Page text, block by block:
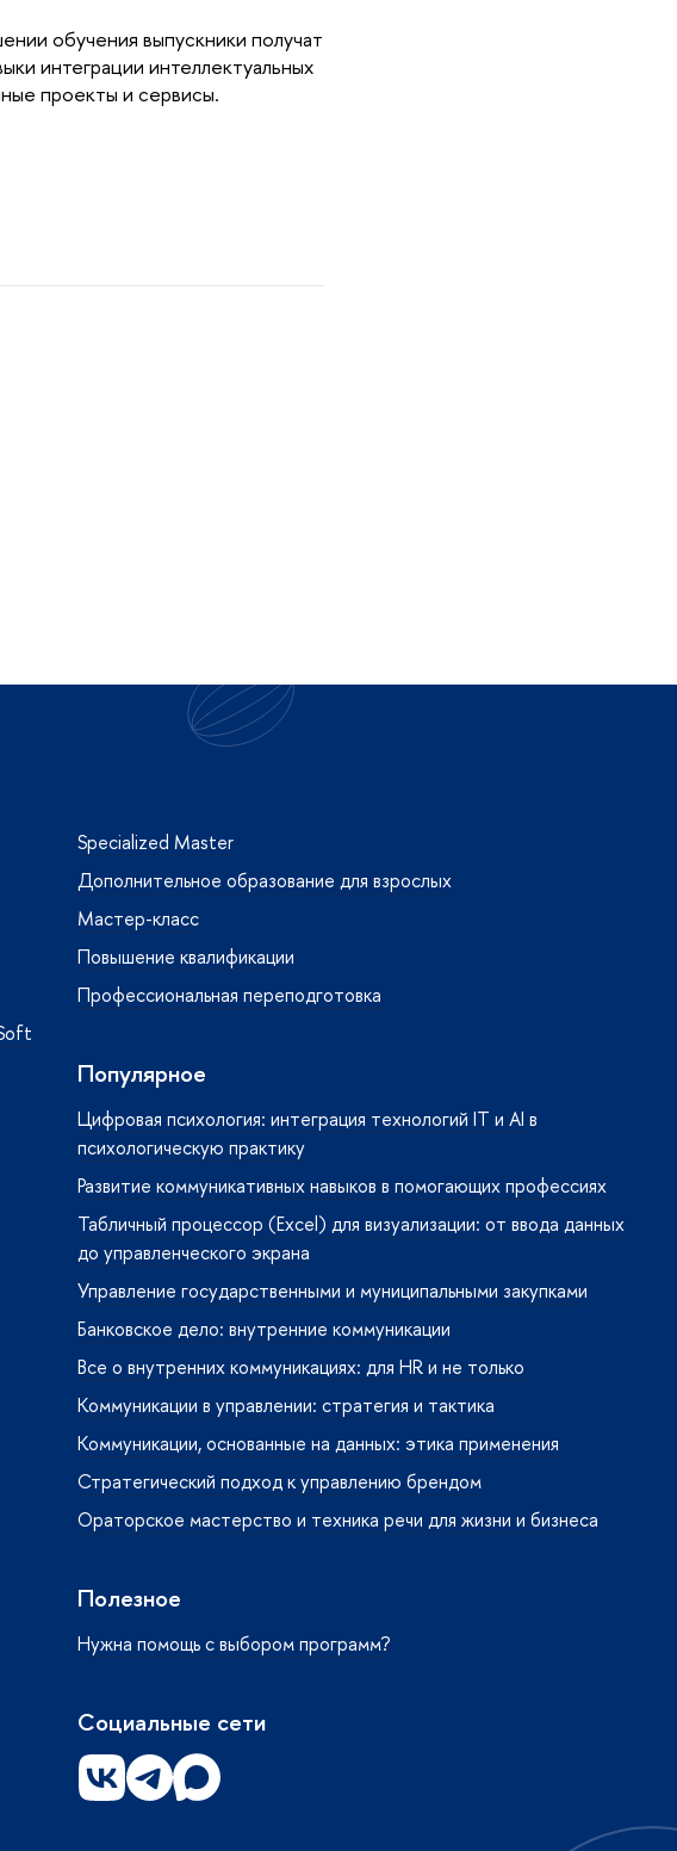
обучения выпускники получат
интеграции интеллектуальных
проекты и сервисы.
Specialized Master
Дополнительное образование для взрослых
Мастер-класс
Повышение квалификации
Профессиональная переподготовка
Популярное
Цифровая психология: интеграция технологий IT и AI в
психологическую практику
Развитие коммуникативных навыков в помогающих профессиях
Табличный процессор (Excel) для визуализации: от ввода данных
до управленческого экрана
Управление государственными и муниципальными закупками
Банковское дело: внутренние коммуникации
Все о внутренних коммуникациях: для HR и не только
Коммуникации в управлении: стратегия и тактика
Коммуникации, основанные на данных: этика применения
Стратегический подход к управлению брендом
Ораторское мастерство и техника речи для жизни и бизнеса
Полезное
Нужна помощь с выбором программ?
Социальные сети